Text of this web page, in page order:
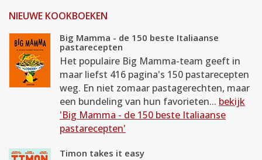
NIEUWE KOOKBOEKEN
Big Mamma - de 150 beste Italiaanse
pastarecepten
Het populaire Big Mamma-team geeft in
maar liefst 416 pagina's 150 pastarecepten
weg. En niet zomaar pastagerechten, maar
een bundeling van hun favorieten... bekijk
'Big Mamma - de 150 beste Italiaanse
pastarecepten'
Timon takes it easy